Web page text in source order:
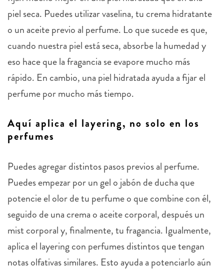
piel seca. Puedes utilizar vaselina, tu crema hidratante
o un aceite previo al perfume. Lo que sucede es que,
cuando nuestra piel está seca, absorbe la humedad y
eso hace que la fragancia se evapore mucho más
rápido. En cambio, una piel hidratada ayuda a fijar el
perfume por mucho más tiempo.
Aquí aplica el layering, no solo en los
perfumes
Puedes agregar distintos pasos previos al perfume.
Puedes empezar por un gel o jabón de ducha que
potencie el olor de tu perfume o que combine con él,
seguido de una crema o aceite corporal, después un
mist corporal y, finalmente, tu fragancia. Igualmente,
aplica el layering con perfumes distintos que tengan
notas olfativas similares. Esto ayuda a potenciarlo aún